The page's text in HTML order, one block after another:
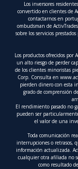
Los inversores
convertido en clientes de
contactarnos en
ombudsman de
sobre los servicios
Los productos ofrecidos por
un alto riesgo de perder
de los clientes minoristas
Corp. Consulta en
pierden dinero con esta
grado de comprensión
El rendimiento pasado no
pueden ser
el valor de una
Toda comunicación
interrupciones o retrasos,
información actualizada.
cualquier otra afiliada no
como resultado